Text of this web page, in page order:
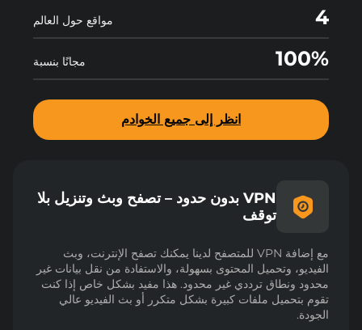
4 مواقع حول العالم
100% مجانًا بنسبة
انظر إلى جميع الخوادم
VPN بدون حدود – تصفح وبث وتنزيل بلا
توقف
مع إضافة VPN للمتصفح لدينا يمكنك تصفح الإنترنت، وبث
الفيديو، وتحميل المحتوى بسهولة، والاستفادة من نقل بيانات غير
محدود ونطاق ترددي غير محدود. هذا مفيد بشكل خاص إذا كنت
تقوم بتحميل ملفات كبيرة بشكل متكرر أو بث الفيديو عالي
الجودة.